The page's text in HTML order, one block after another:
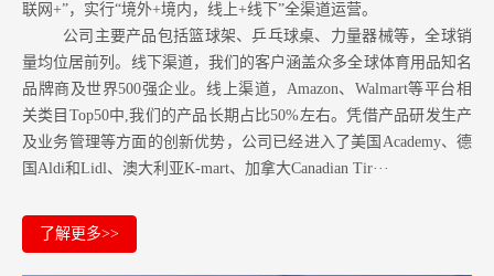
联网+”，实行“境外+境内，线上+线下”全渠道运营。
公司主要产品包括篮球架、乒乓球桌、力量器械等，全球销
量均位居前列。 线下渠道，我们的客户涵盖众多全球体育用品知名
品牌商及世界500强企业。 线上渠道，Amazon、Walmart等平台相
关类目Top50中,我们的产品长期占比50%左右。凭借产品研发生产
及业务管理等方面的创新优势，公司已经进入了美国Academy、德
国Aldi和Lidl、澳大利亚K-mart、加拿大Canadian Tir···
了解更多>>